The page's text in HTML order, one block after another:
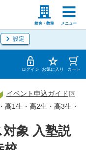
校舎・教室 メニュー
学校の先生
設定
ログイン お気に入り カート
象 入塾説
1生・高2生・高3生・
イベント申込ガイド